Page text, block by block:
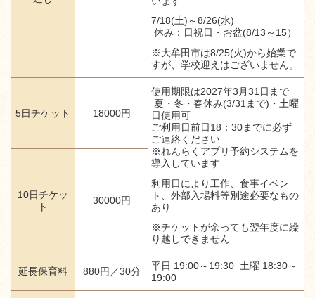
7/18(土)～8/26(水)
休み： 日祝日・お盆(8/13～15）
※大牟田市は8/25(火)から始業で
すが、学校迎えはございません。
5日チケット 18000円
使用期限は2027年3月31日まで
夏・冬・春休み(3/31まで)・土曜
日使用可
ご利用日前日18：30までに必ず
ご連絡ください
※れんらくアプリ予約システムを
導入しています
利用日により工作、食事イベン
ト、外部入場料等別途必要なもの
あり
※チケットが余っても翌年度に繰
り越しできません
10日チケッ
ト
30000円
延長保育料 880円／30分
平日 19:00～19:30 土曜 18:30～
19:00